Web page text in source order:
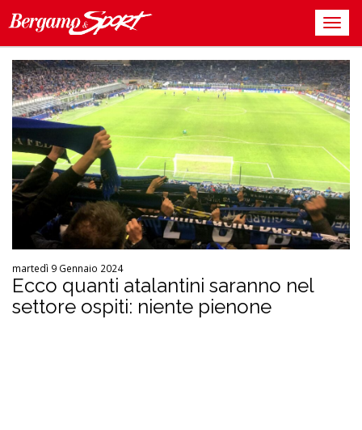
martedì 9 Gennaio 2024
Ecco quanti atalantini saranno nel
settore ospiti: niente pienone